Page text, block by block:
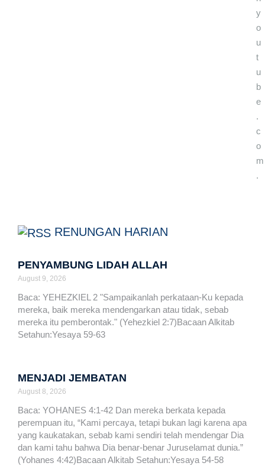
y
o
u
t
u
b
e
.
c
o
m
.
RENUNGAN HARIAN
PENYAMBUNG LIDAH ALLAH
August 9, 2026
Baca: YEHEZKIEL 2 "Sampaikanlah perkataan-Ku kepada
mereka, baik mereka mendengarkan atau tidak, sebab
mereka itu pemberontak." (Yehezkiel 2:7)Bacaan Alkitab
Setahun:Yesaya 59-63
MENJADI JEMBATAN
August 8, 2026
Baca: YOHANES 4:1-42 Dan mereka berkata kepada
perempuan itu, “Kami percaya, tetapi bukan lagi karena apa
yang kaukatakan, sebab kami sendiri telah mendengar Dia
dan kami tahu bahwa Dia benar-benar Juruselamat dunia.”
(Yohanes 4:42)Bacaan Alkitab Setahun:Yesaya 54-58